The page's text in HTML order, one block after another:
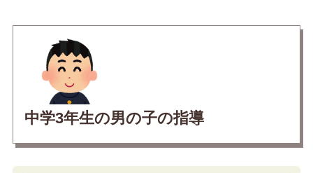
中学3年生の男の子の指導